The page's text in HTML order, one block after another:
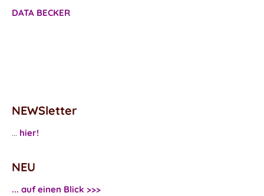
DATA BECKER
NEWSletter
... hier!
NEU
... auf einen Blick >>>